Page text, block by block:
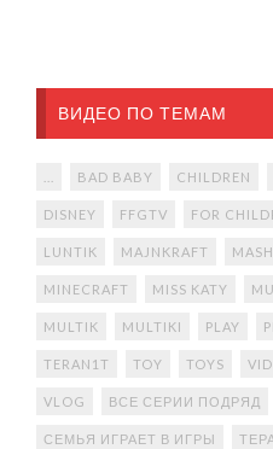
ВИДЕО ПО ТЕМАМ
BAD BABY CHILDREN
DISNEY FFGTV FOR
LUNTIK MAJNKRAFT
MINECRAFT MISS KATY
MULTIK MULTIKI PLAY
TERAN1T TOY TOYS
VLOG ВСЕ СЕРИИ ПОДРЯД
СЕМЬЯ ИГРАЕТ В ИГРЫ